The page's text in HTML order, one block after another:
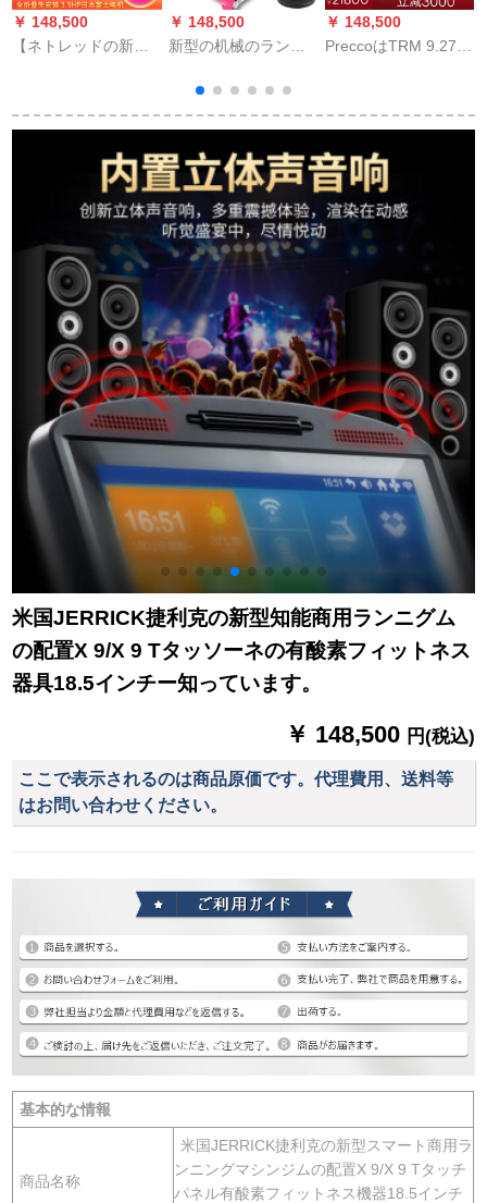
￥ 148,500
【ネトレッドの新型
ングマイシン家庭用
みみみみウォークク
ククククリング·キッ
キングマシン星シリ
ーバ/52 cm超ワド·ラ
イン·ベロペ
￥ 148,500
新型の机械のランキ
家庭用室内の歩调机
の小型のミネングマ
のBluetooth音楽の多
机能のパスポートの
项の赤を折り畳しま
す。
￥ 148,500
PreccoはTRM 9.27ラ
9.27ランニングマル
す。
米国JERRICK捷利克の新型知能商用ランニグム
の配置X 9/X 9 Tタッソーネの有酸素フィットネス
器具18.5インチー知っています。
￥ 148,500 円(税込)
ここで表示されるのは商品原価です。代理費用、送料等
はお問い合わせください。
基本的な情報
商品名称
米国JERRICK捷利克の新型スマート商用ラ
ンニングマシンジムの配置X 9/X 9 Tタッチ
パネル有酸素フィットネス機器18.5インチ